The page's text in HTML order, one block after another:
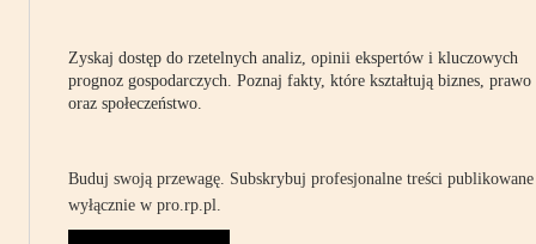
Zyskaj dostęp do rzetelnych analiz, opinii ekspertów i kluczowych
prognoz gospodarczych. Poznaj fakty, które kształtują biznes, prawo
oraz społeczeństwo.
Buduj swoją przewagę. Subskrybuj profesjonalne treści publikowane
wyłącznie w pro.rp.pl.